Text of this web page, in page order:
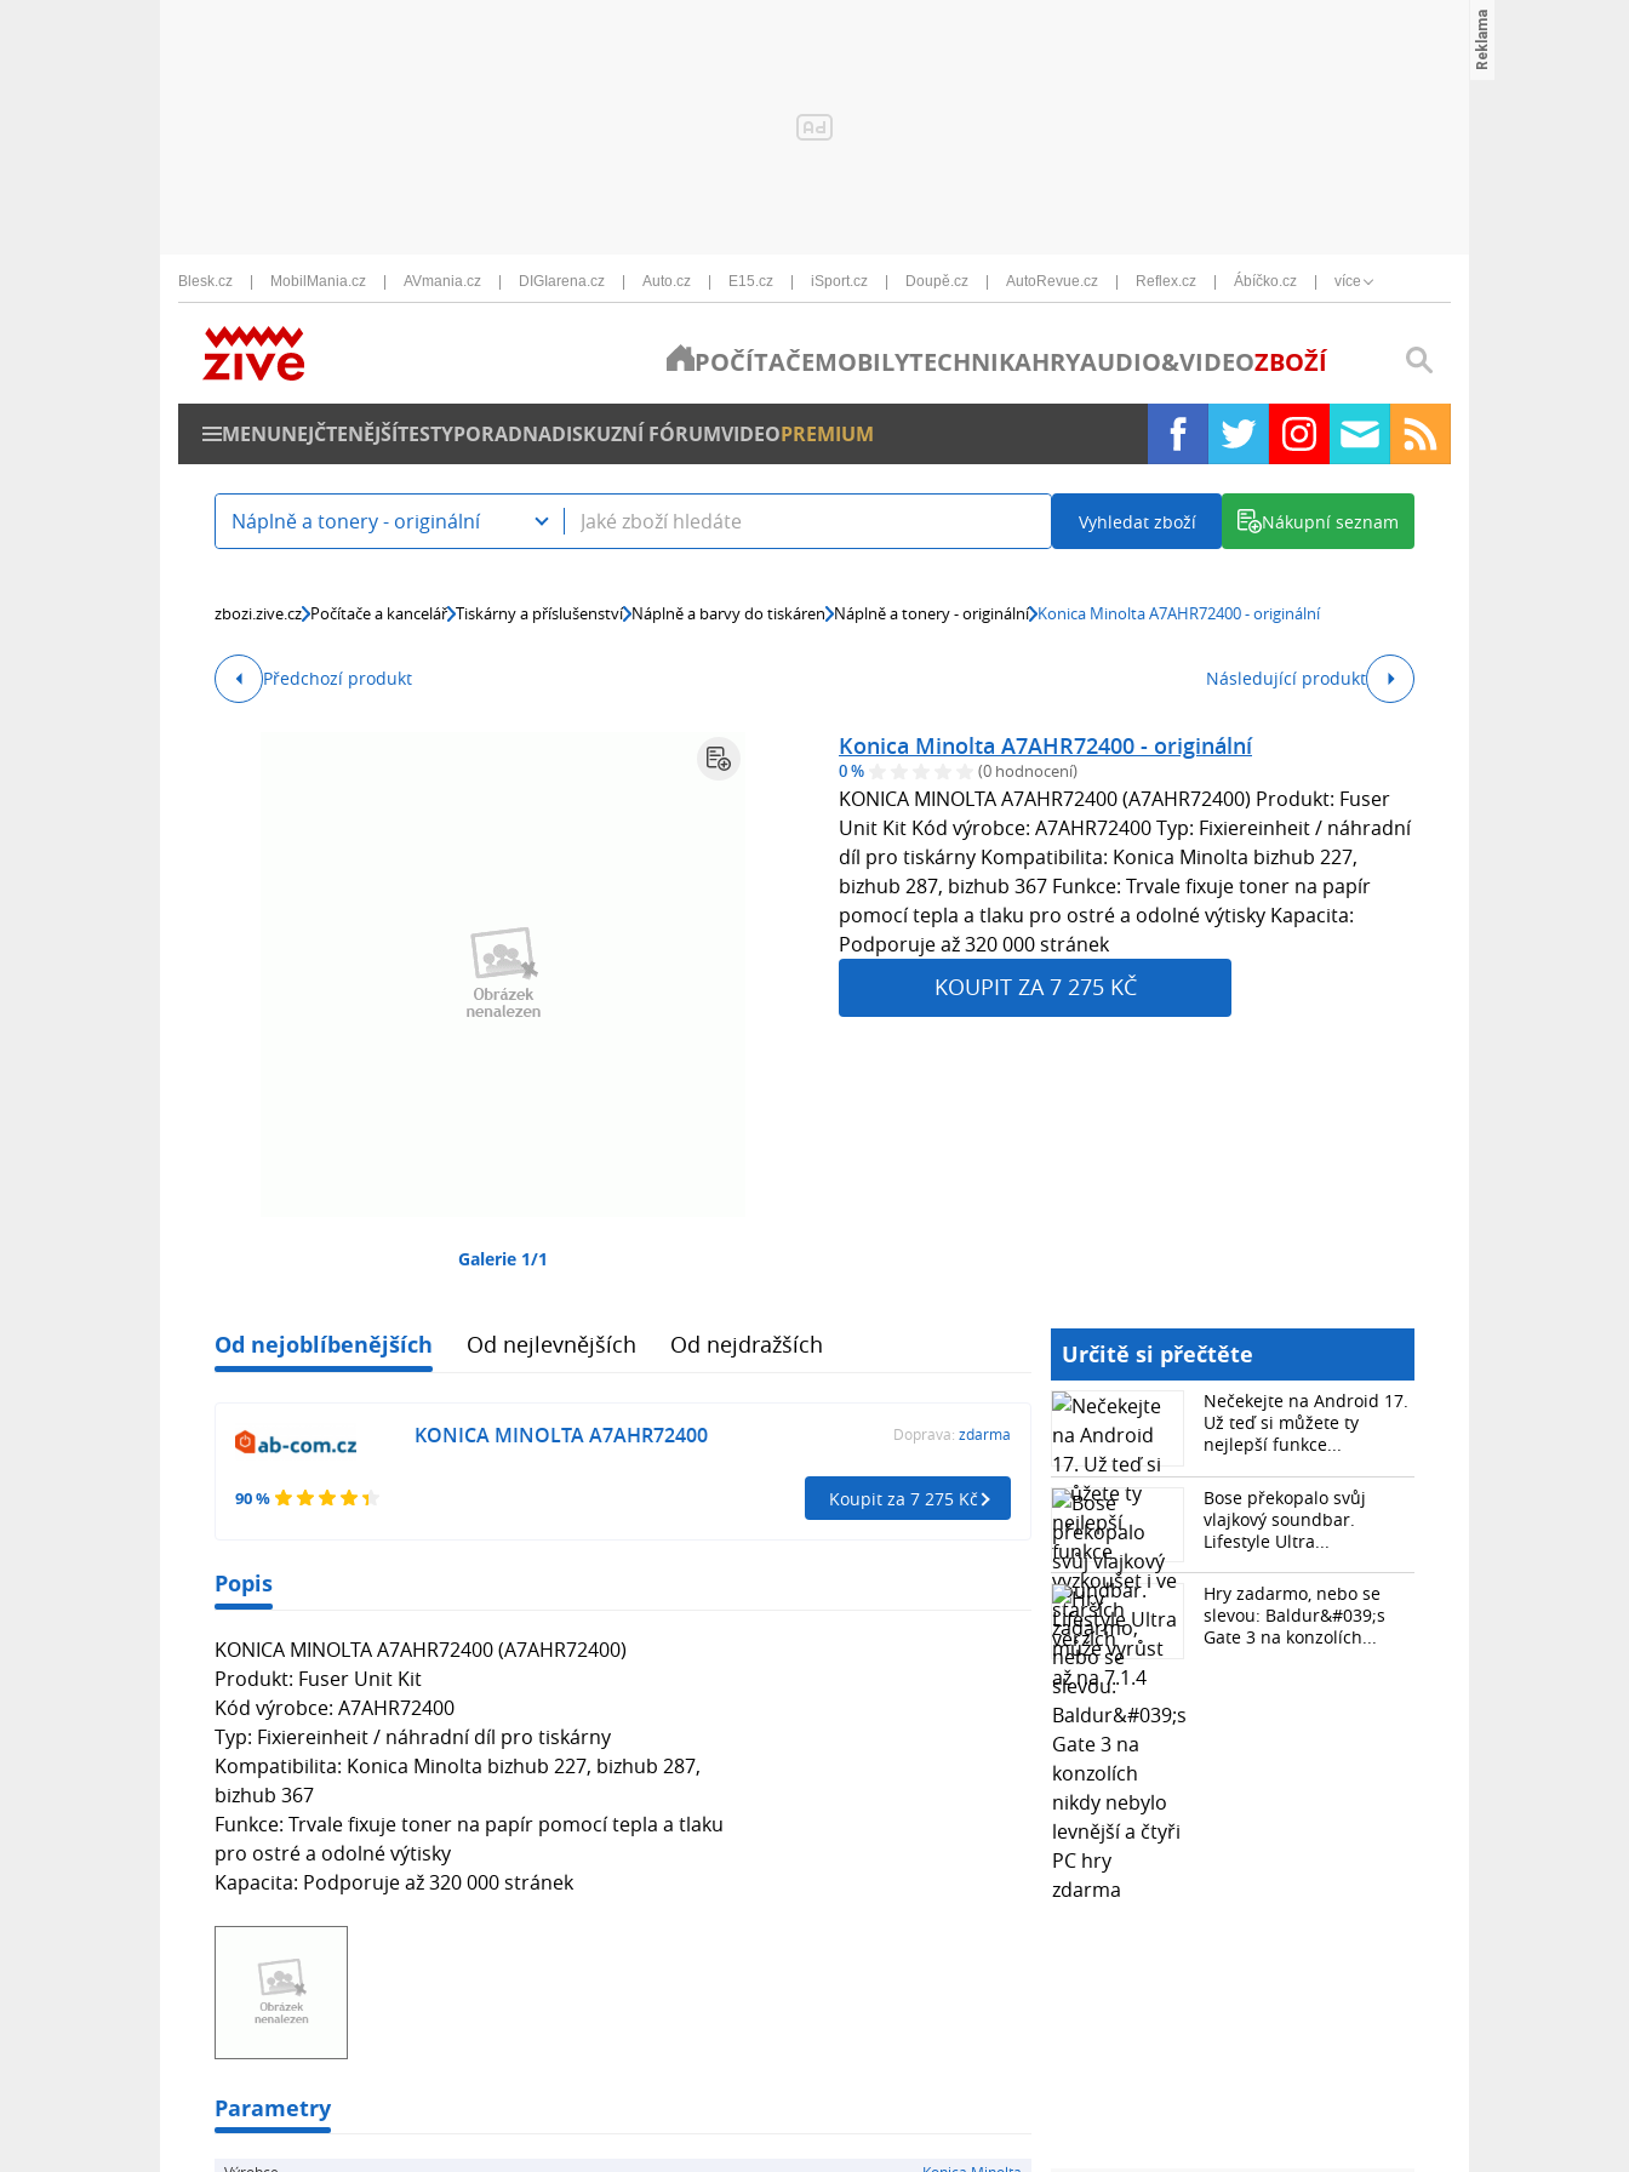
Blesk.cz MobilMania.cz AVmania.cz DIGIarena.cz Auto.cz E15.cz iSport.cz Doupě.cz AutoRevue.cz Reflex.cz Ábíčko.cz více
POČÍTAČEMOBILYTECHNIKAHRYAUDIO&VIDEOZBOŽÍ
MENUNEJČTENĚJŠÍTESTYPORADNADISKUZNÍ FÓRUMVIDEOPREMIUM
Náplně a tonery - originální Vyhledat zboží Nákupní seznam
zbozi.zive.cz Počítače a kancelář Tiskárny a příslušenství Náplně a barvy do tiskáren Náplně a tonery - originální Konica Minolta A7AHR72400 - originální
Předchozí produkt Následující produkt
Galerie 1/1
Konica Minolta A7AHR72400 - originální
0 % (0 hodnocení)
KONICA MINOLTA A7AHR72400 (A7AHR72400) Produkt: Fuser
Unit Kit Kód výrobce: A7AHR72400 Typ: Fixiereinheit / náhradní
díl pro tiskárny Kompatibilita: Konica Minolta bizhub 227,
bizhub 287, bizhub 367 Funkce: Trvale fixuje toner na papír
pomocí tepla a tlaku pro ostré a odolné výtisky Kapacita:
Podporuje až 320 000 stránek
KOUPIT ZA 7 275 KČ
Od nejoblíbenějších Od nejlevnějších Od nejdražších
90 %
KONICA MINOLTA A7AHR72400 Doprava: zdarma
Koupit za 7 275 Kč
Popis
KONICA MINOLTA A7AHR72400 (A7AHR72400)
Produkt: Fuser Unit Kit
Kód výrobce: A7AHR72400
Typ: Fixiereinheit / náhradní díl pro tiskárny
Kompatibilita: Konica Minolta bizhub 227, bizhub 287,
bizhub 367
Funkce: Trvale fixuje toner na papír pomocí tepla a tlaku
pro ostré a odolné výtisky
Kapacita: Podporuje až 320 000 stránek
Parametry
Určitě si přečtěte
Nečekejte na Android 17.
Už teď si můžete ty
nejlepší funkce...
Bose překopalo svůj
vlajkový soundbar.
Lifestyle Ultra...
Hry zadarmo, nebo se
slevou: Baldur&#039;s
Gate 3 na konzolích...